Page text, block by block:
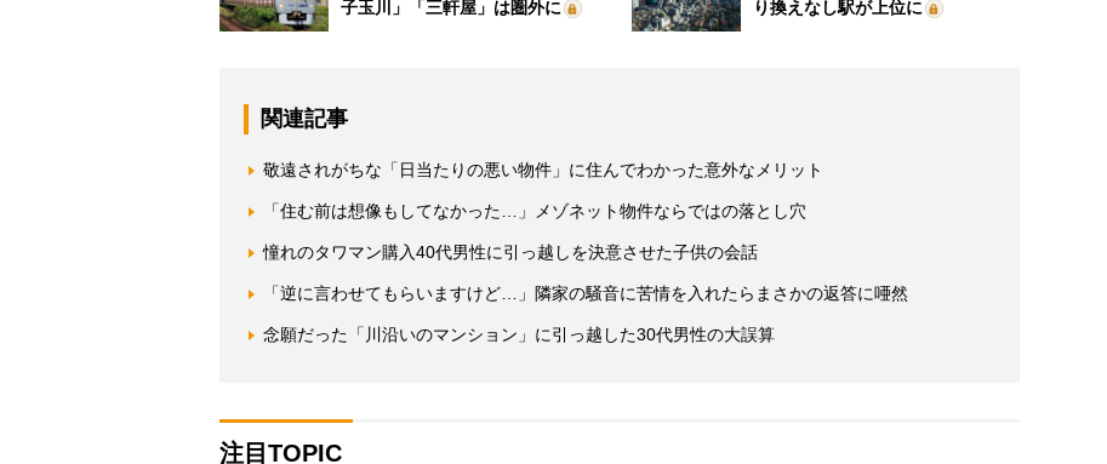
子玉川」「三軒屋」は圏外に
り換えなし駅が上位に
関連記事
敬遠されがちな「日当たりの悪い物件」に住んでわかった意外なメリット
「住む前は想像もしてなかった…」メゾネット物件ならではの落とし穴
憧れのタワマン購入40代男性に引っ越しを決意させた子供の会話
「逆に言わせてもらいますけど…」隣家の騒音に苦情を入れたらまさかの返答に唖然
念願だった「川沿いのマンション」に引っ越した30代男性の大誤算
注目TOPIC